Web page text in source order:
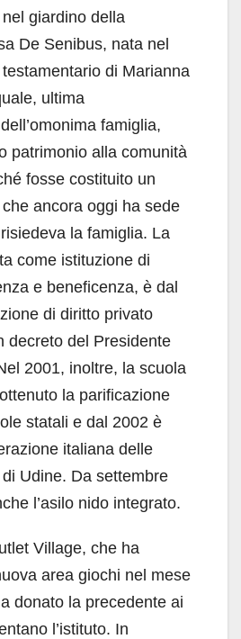
giardino della
De Senibus, nata nel
di Marianna
ultima
famiglia,
patrimonio alla comunità
fosse costituito un
che ancora oggi ha sede
la famiglia. La
come istituzione di
e beneficenza, è dal
di diritto privato
decreto del Presidente
2001, inoltre, la scuola
la parificazione
statali e dal 2002 è
italiana delle
Udine. Da settembre
l’asilo nido integrato.
Village, che ha
area giochi nel mese
donato la precedente ai
l’istituto. In